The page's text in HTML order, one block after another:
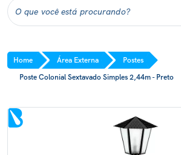
Home Área Externa
Postes
Poste Colonial Sextavado Simples 2,44m - Preto